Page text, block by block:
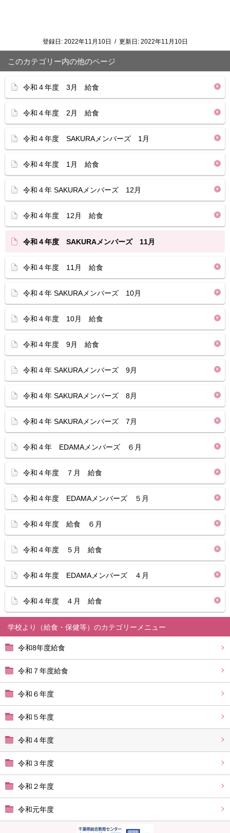
学校より（給食・保健等）
令和8年度給食
令和７年度給食
令和６年度
令和５年度
令和４年度
令和３年度
令和２年度
令和元年度
登録日: 2022年11月10日 / 更新日: 2022年11月10日
このカテゴリー内の他のページ
令和４年度 3月 給食
令和４年度 2月 給食
令和４年度 SAKURAメンバーズ 1月
令和４年度 1月 給食
令和４年 SAKURAメンバーズ 12月
令和４年度 12月 給食
令和４年度 SAKURAメンバーズ 11月
令和４年度 11月 給食
令和４年 SAKURAメンバーズ 10月
令和４年度 10月 給食
令和４年度 9月 給食
令和４年 SAKURAメンバーズ 9月
令和４年 SAKURAメンバーズ 8月
令和４年 SAKURAメンバーズ 7月
令和４年 EDAMAメンバーズ ６月
令和４年度 ７月 給食
令和４年度 EDAMAメンバーズ ５月
令和４年度 給食 ６月
令和４年度 ５月 給食
令和４年度 EDAMAメンバーズ ４月
令和４年度 ４月 給食